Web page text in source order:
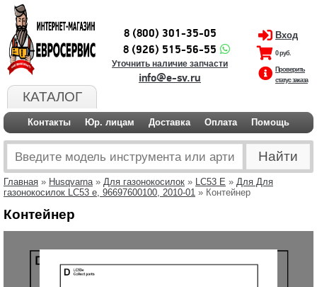
КАТАЛОГ
8 (800) 301-35-05
8 (926) 515-56-55
Уточнить наличие запчасти
info@e-sv.ru
Вход
0 руб.
Проверить
статус заказа
Контакты Юр. лицам Доставка Оплата Помощь
Главная » Husqvarna» Для газонокосилок » LC53 E » Для Для
газонокосилок LC53 e, 96697600100, 2010-01 » Контейнер
Контейнер